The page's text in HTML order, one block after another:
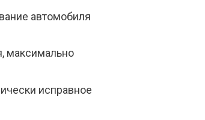
автомобиля
максимально
исправное